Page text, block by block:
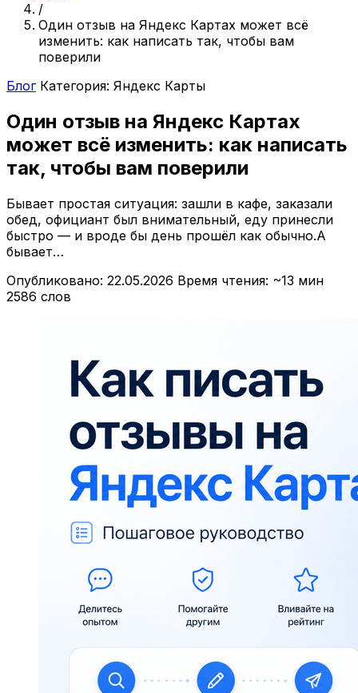
/
Один отзыв на Яндекс Картах может всё
изменить: как написать так, чтобы вам
поверили
Блог Категория: Яндекс Карты
Один отзыв на Яндекс Картах
может всё изменить: как написать
так, чтобы вам поверили
Бывает простая ситуация: зашли в кафе, заказали
обед, официант был внимательный, еду принесли
быстро — и вроде бы день прошёл как обычно.А
бывает…
Опубликовано: 22.05.2026 Время чтения: ~13 мин
2586 слов